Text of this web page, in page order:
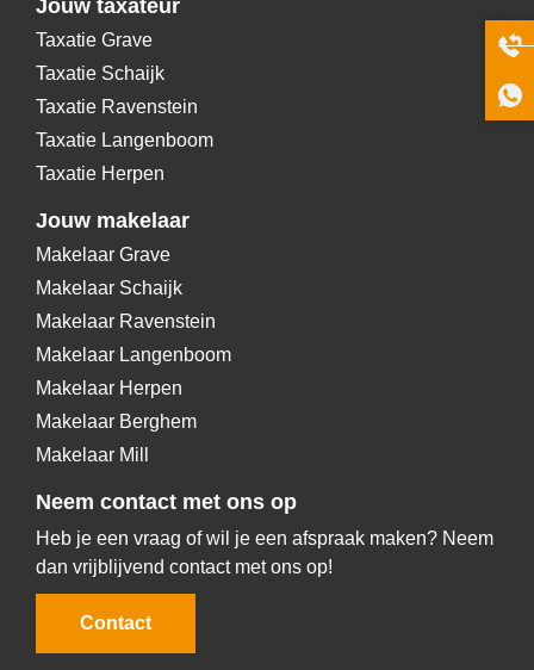
Jouw taxateur
Taxatie Grave
Taxatie Schaijk
Taxatie Ravenstein
Taxatie Langenboom
Taxatie Herpen
Jouw makelaar
Makelaar Grave
Makelaar Schaijk
Makelaar Ravenstein
Makelaar Langenboom
Makelaar Herpen
Makelaar Berghem
Makelaar Mill
Neem contact met ons op
Heb je een vraag of wil je een afspraak maken? Neem
dan vrijblijvend contact met ons op!
Contact